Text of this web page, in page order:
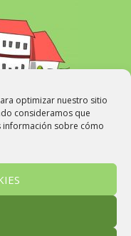
optimizar nuestro sitio
consideramos que
información sobre cómo